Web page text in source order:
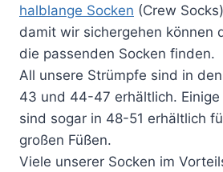
halblange Socken (Crew Socks
damit wir sichergehen können
die passenden Socken finden.
All unsere Strümpfe sind in
43 und 44-47 erhältlich.
sind sogar in 48-51 erhältlich
großen Füßen.
Viele unserer Socken im